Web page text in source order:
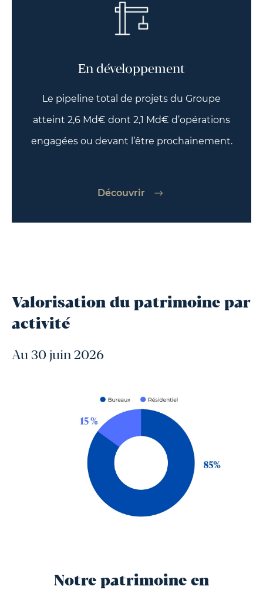
En développement
Le pipeline total de projets du Groupe
atteint 2,6 Md€ dont 2,1 Md€ d’opérations
engagées ou devant l’être prochainement.
Découvrir
Valorisation du patrimoine par
activité
Au 30 juin 2026
Notre patrimoine en